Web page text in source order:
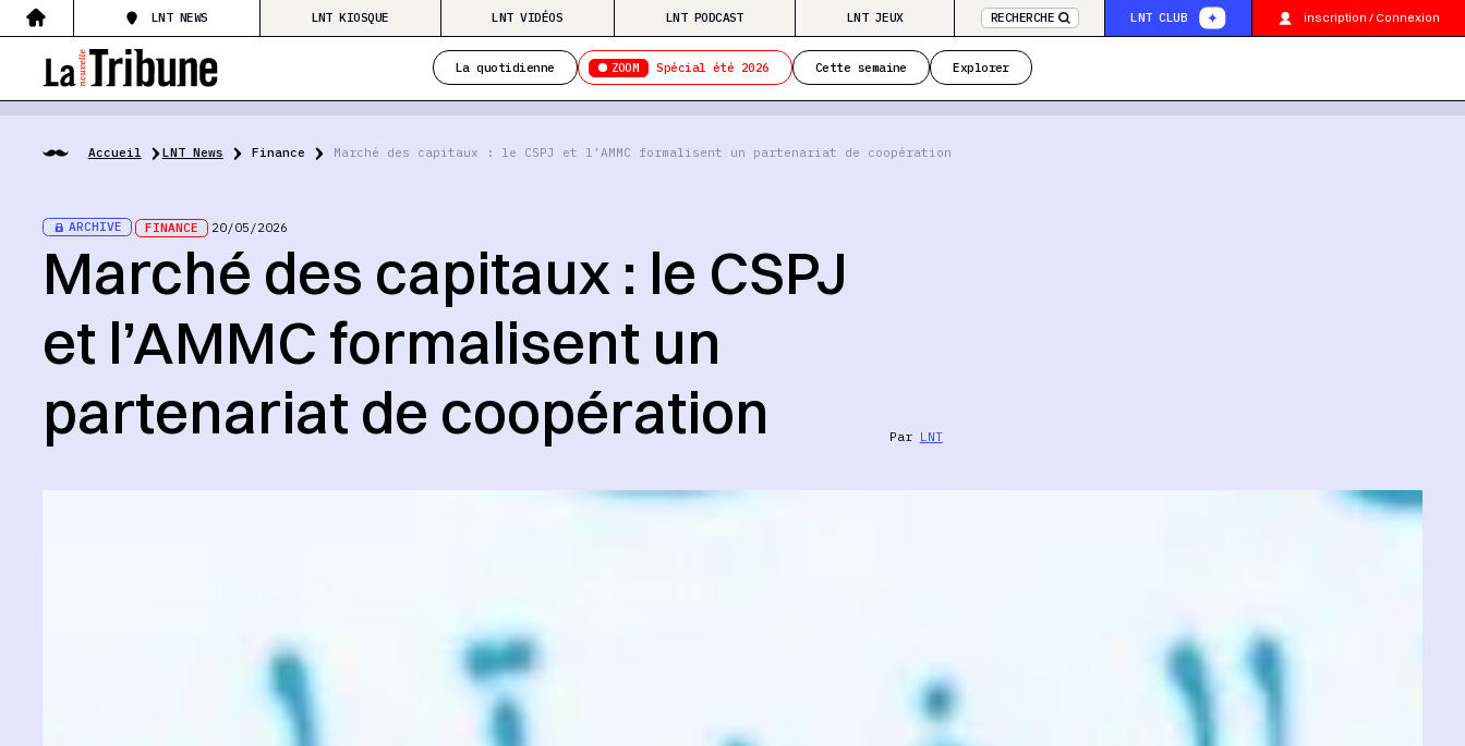
LNT NEWS LNT KIOSQUE LNT VIDÉOS LNT PODCAST LNT JEUX RECHERCHE LNT CLUB inscription / Connexion
La quotidienne ZOOM Spécial été 2026 Cette semaine Explorer
Accueil LNT News Finance Marché des capitaux : le CSPJ et l’AMMC formalisent un partenariat de coopération
ARCHIVE FINANCE 20/05/2026
Marché des capitaux : le CSPJ
et l’AMMC formalisent un
partenariat de coopération
Par LNT